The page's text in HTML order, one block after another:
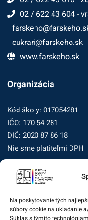
Na poskytovanie tých
súbory cookie na ukladanie
Súhlas s týmito
02 / 622 43 604 -
cukrari@farskeho.sk
www.farskeho.sk
Organizácia
Kód školy: 017054281
IČO: 170 54 281
DIČ: 2020 87 86 18
Nie sme platiteľmi DPH
Zásady ochrany
Dohľad nad ochranou